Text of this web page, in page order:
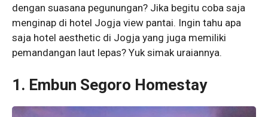
dengan suasana pegunungan? Jika begitu coba saja
menginap di hotel Jogja view pantai. Ingin tahu apa
saja hotel aesthetic di Jogja yang juga memiliki
pemandangan laut lepas? Yuk simak uraiannya.
1. Embun Segoro Homestay